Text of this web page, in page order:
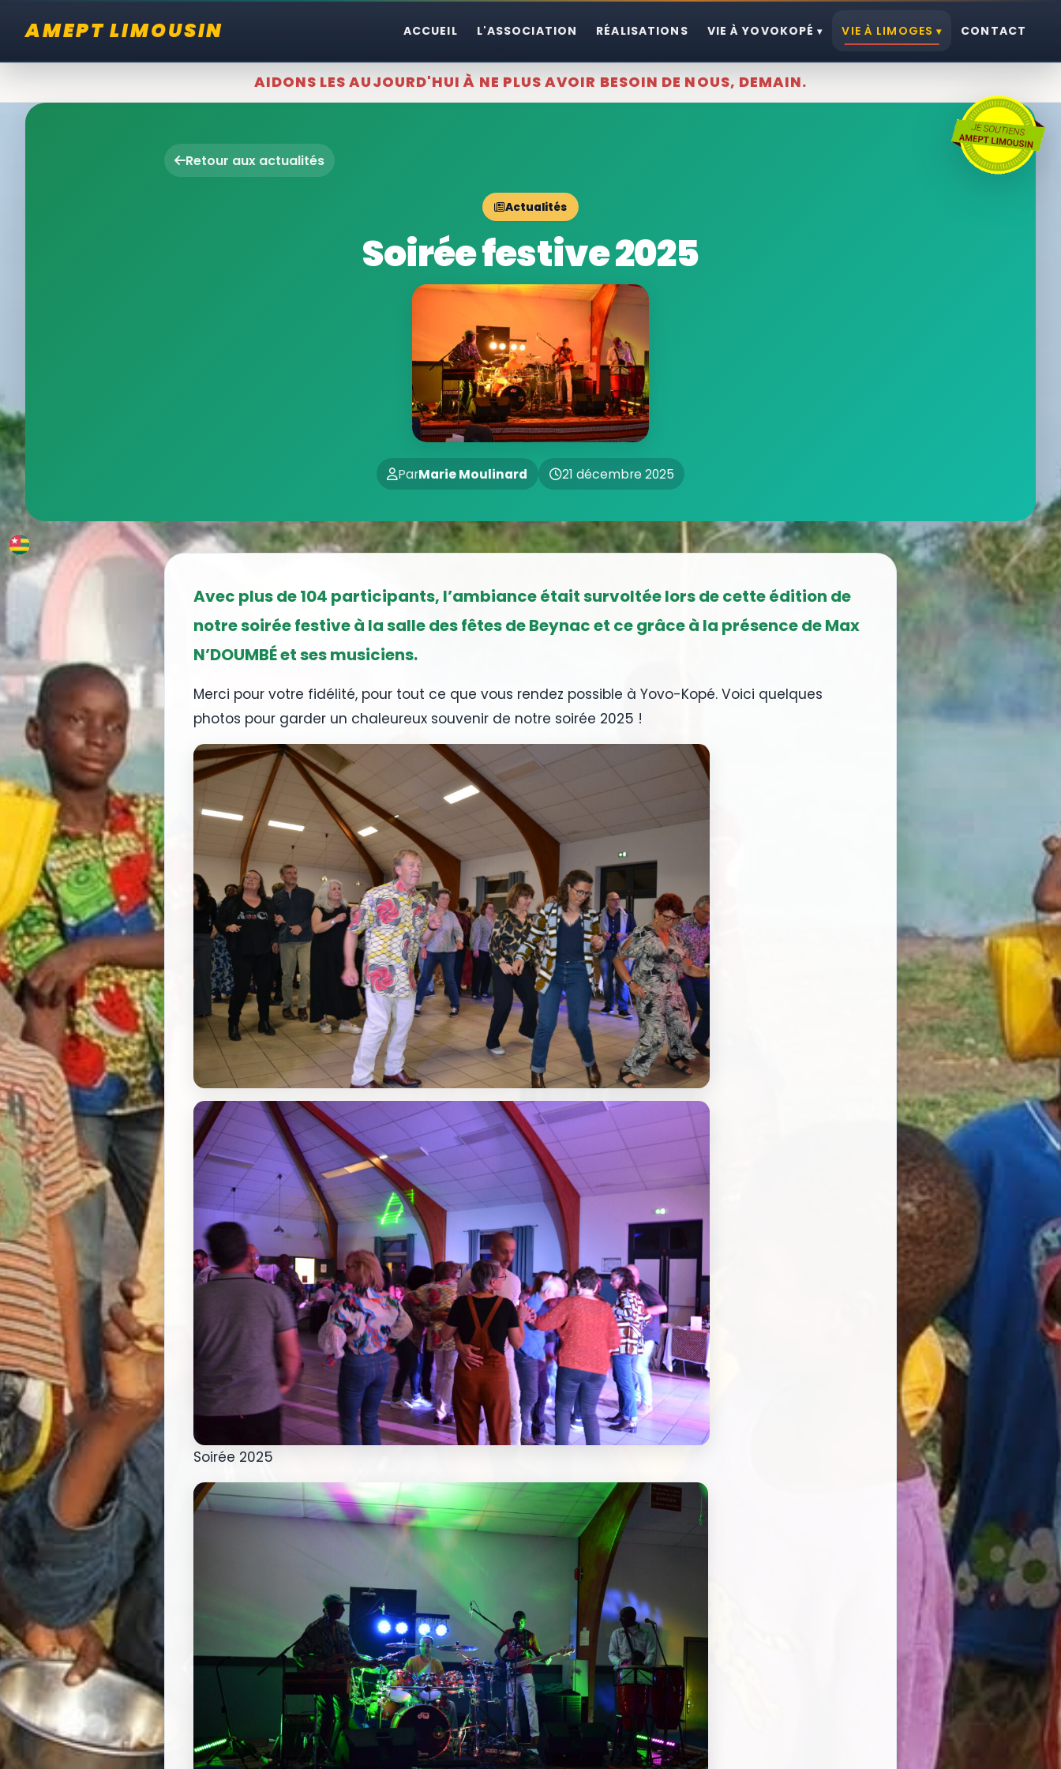
AMEPT LIMOUSIN ACCUEIL L'ASSOCIATION RÉALISATIONS VIE À YOVOKOPÉ ▾ VIE À LIMOGES ▾ CONTACT
AIDONS LES AUJOURD'HUI À NE PLUS AVOIR BESOIN DE NOUS, DEMAIN.
Retour aux actualités
Actualités
Soirée festive 2025
ParMarie Moulinard 21 décembre 2025
Avec plus de 104 participants, l’ambiance était survoltée lors de cette édition de
notre soirée festive à la salle des fêtes de Beynac et ce grâce à la présence de Max
N’DOUMBÉ et ses musiciens.
Merci pour votre fidélité, pour tout ce que vous rendez possible à Yovo-Kopé. Voici quelques
photos pour garder un chaleureux souvenir de notre soirée 2025 !
Soirée 2025